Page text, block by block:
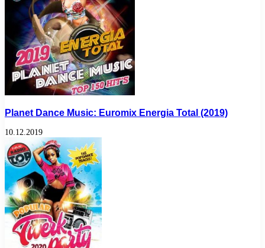
Planet Dance Music: Euromix Energia Total (2019)
10.12.2019